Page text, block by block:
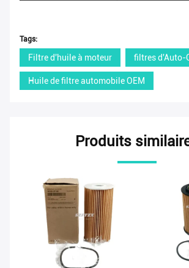
Tags:
Filtre d'huile à moteur filtres d'Auto-
Huile de filtre automobile OEM
Produits